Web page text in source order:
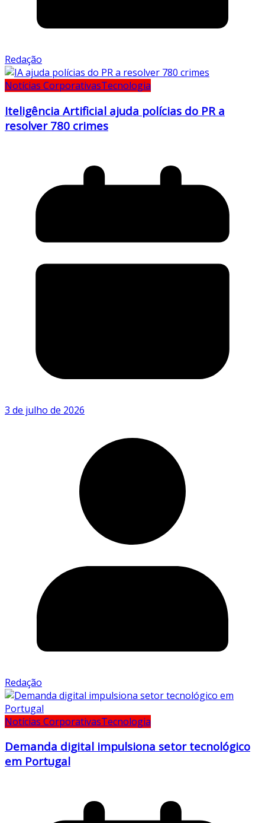
Redação
Notícias CorporativasTecnologia
Iteligência Artificial ajuda polícias do PR a
resolver 780 crimes
3 de julho de 2026
Redação
Notícias CorporativasTecnologia
Demanda digital impulsiona setor tecnológico
em Portugal